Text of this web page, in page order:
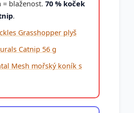
= blaženost. 70 % koček
.
Grasshopper plyš
Catnip 56 g
Mesh mořský koník s